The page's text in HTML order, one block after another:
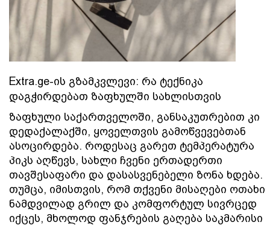
Extra.ge-ის გზამკვლევი: რა ტექნიკა
დაგჭირდებათ ზაფხულში სახლისთვის
ზაფხული საქართველოში, განსაკუთრებით კი
დედაქალაქში, ყოველთვის გამოწვევებთან
ასოცირდება. როდესაც გარეთ ტემპერატურა
პიკს აღწევს, სახლი ჩვენი ერთადერთი
თავშესაფარი და დასასვენებელი ზონა ხდება.
თუმცა, იმისთვის, რომ თქვენი მისაღები ოთახი
ნამდვილად გრილ და კომფორტულ სივრცედ
იქცეს, მხოლოდ ფანჯრების გაღება საკმარისი